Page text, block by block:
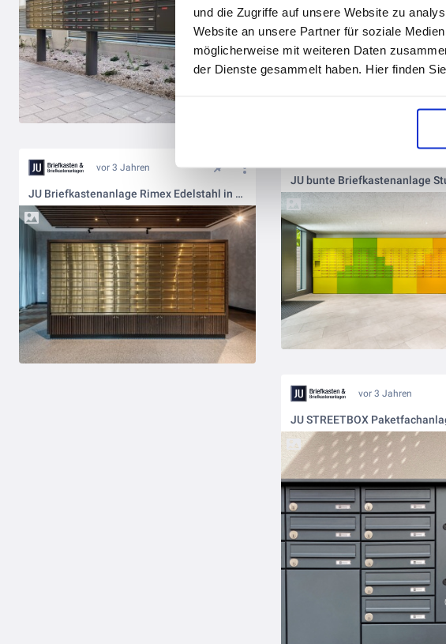
und die Zugriffe auf unsere Website zu
Website an unsere Partner für soziale
möglicherweise mit weiteren Daten
der Dienste gesammelt haben. Hier finden
vor 3 Jahren
JU Briefkastenanlage Rimex Edelstahl in Messingoptik
vor 3 Jahren
JU STREETBOX